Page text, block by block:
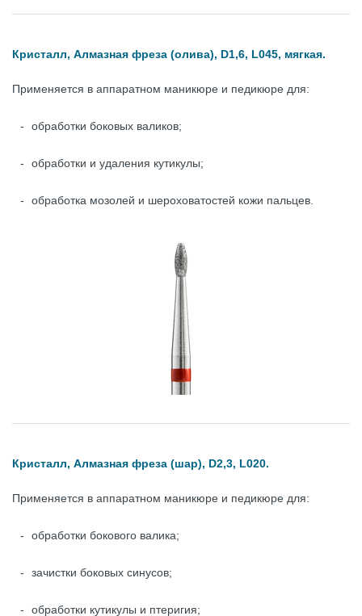
Кристалл, Алмазная фреза (олива), D1,6, L045, мягкая.
Применяется в аппаратном маникюре и педикюре для:
обработки боковых валиков;
обработки и удаления кутикулы;
обработка мозолей и шероховатостей кожи пальцев.
Кристалл, Алмазная фреза (шар), D2,3, L020.
Применяется в аппаратном маникюре и педикюре для:
обработки бокового валика;
зачистки боковых синусов;
обработки кутикулы и птеригия;